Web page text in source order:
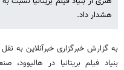
هشدار داد.
به گزارش خبرگزاری خبرآنلاین به
بنیاد فیلم بریتانیا در